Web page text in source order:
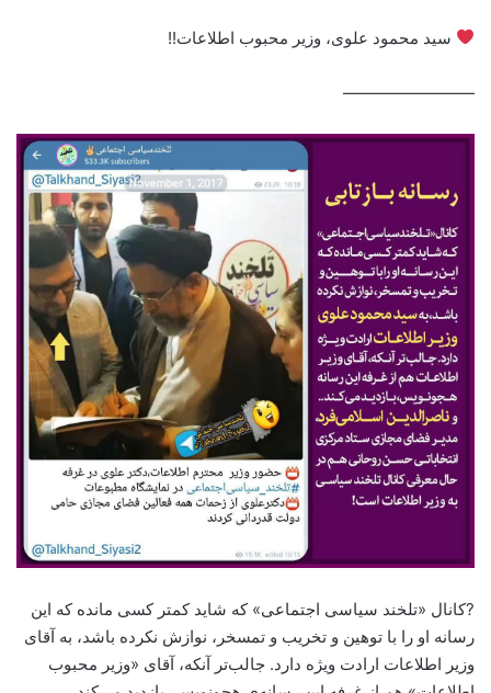
سید محمود علوی، وزیر محبوب اطلاعات!!
————————
?کانال «تلخند سیاسی اجتماعی» که شاید کمتر کسی مانده که این
رسانه او را با توهین و تخریب و تمسخر، نوازش نکرده باشد، به آقای
وزیر اطلاعات ارادت ویژه دارد. جالب‌تر آنکه، آقای «وزیر محبوب